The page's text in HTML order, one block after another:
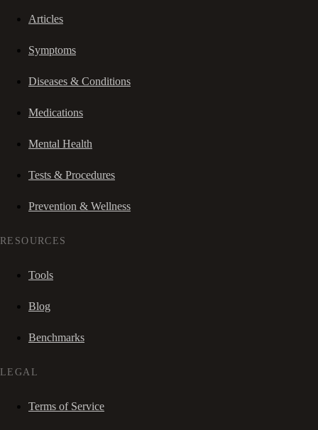
Articles
Symptoms
Diseases & Conditions
Medications
Mental Health
Tests & Procedures
Prevention & Wellness
RESOURCES
Tools
Blog
Benchmarks
LEGAL
Terms of Service